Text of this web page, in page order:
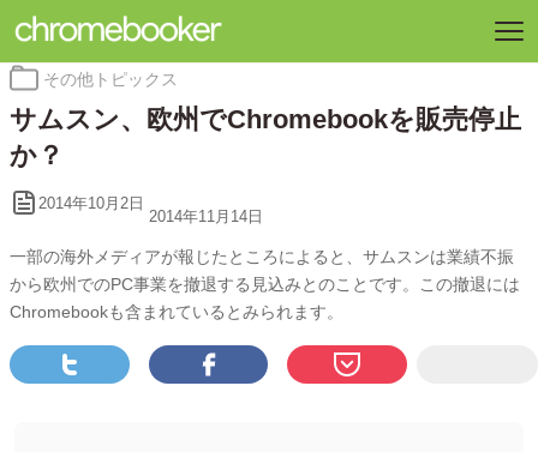
カ
ゴ
リ
ー:
その他トピックス
サムスン、欧州でChromebookを販売停止
か？
2014年10月2日
2014年11月14日
一部の海外メディアが報じたところによると、サムスンは業績不振
から欧州でのPC事業を撤退する見込みとのことです。この撤退には
Chromebookも含まれているとみられます。